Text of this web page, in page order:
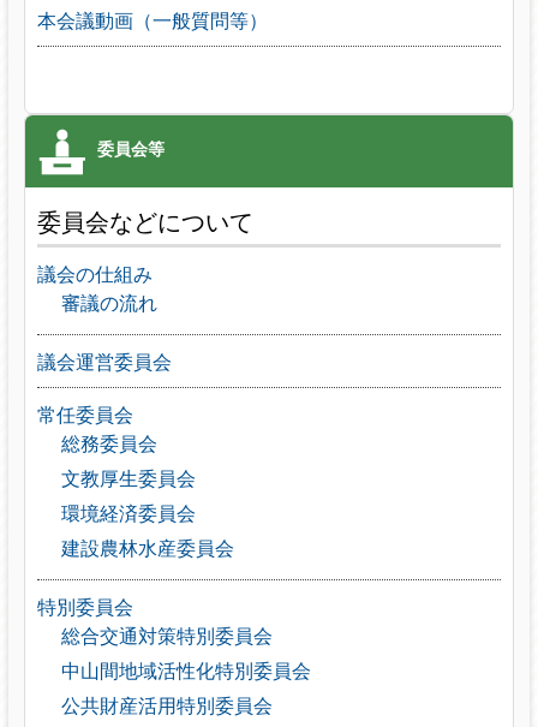
本会議動画（一般質問等）
委員会などについて
議会の仕組み
審議の流れ
議会運営委員会
常任委員会
総務委員会
文教厚生委員会
環境経済委員会
建設農林水産委員会
特別委員会
総合交通対策特別委員会
中山間地域活性化特別委員会
公共財産活用特別委員会